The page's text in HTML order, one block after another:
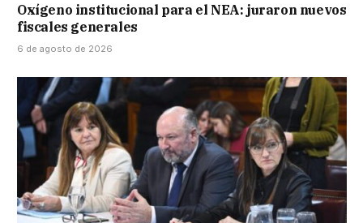
Oxígeno institucional para el NEA: juraron nuevos
fiscales generales
6 de agosto de 2026